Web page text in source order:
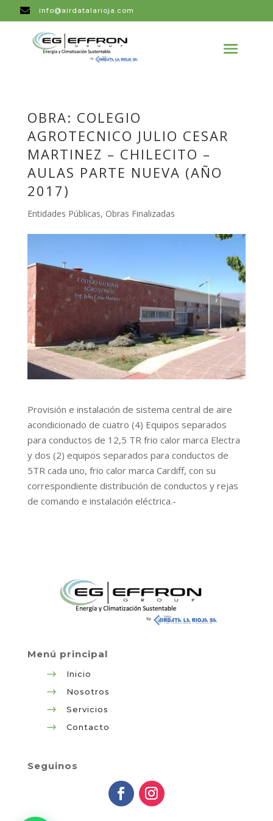
 info@airdatalarioja.com
OBRA: COLEGIO
AGROTECNICO JULIO CESAR
MARTINEZ – CHILECITO –
AULAS PARTE NUEVA (AÑO
2017)
Entidades Públicas, Obras Finalizadas
Provisión e instalación de sistema central de aire
acondicionado de cuatro (4) Equipos separados
para conductos de 12,5 TR frio calor marca Electra
y dos (2) equipos separados para conductos de
5TR cada uno, frio calor marca Cardiff, con su
correspondiente distribución de conductos y rejas
de comando e instalación eléctrica.-
Menú principal
$
Inicio
$ Nosotros
$ Servicios
$ Contacto
Seguinos